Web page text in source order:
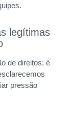
legítimas
de direitos; é
pressão